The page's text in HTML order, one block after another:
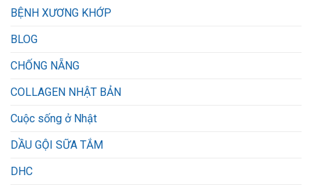
BỆNH XƯƠNG KHỚP
BLOG
CHỐNG NẴNG
COLLAGEN NHẬT BẢN
Cuộc sống ở Nhật
DẦU GỘI SỮA TẮM
DHC